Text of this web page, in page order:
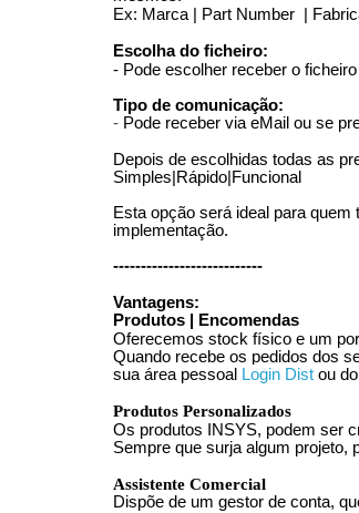
Ex: Marca | Part Number |
Escolha do ficheiro:
- Pode escolher receber o
Tipo de comunicação:
- Pode receber via eMail ou se
Depois de escolhidas todas as
Simples|Rápido|Funcional
Esta opção será ideal para
implementação.
---------------------------
Vantagens:
Produtos | Encomendas
Oferecemos stock físico e um
Quando recebe os pedidos dos
sua área pessoal Login Dist ou
Produtos Personalizados
Os produtos INSYS, podem ser
Sempre que surja algum projeto,
Assistente Comercial
Dispõe de um gestor de conta,